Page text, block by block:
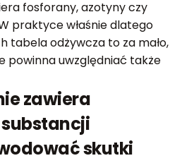
fosforany, azotyny czy
praktyce właśnie dlatego
tabela odżywcza to za mało,
powinna uwzględniać także
zawiera
skutki